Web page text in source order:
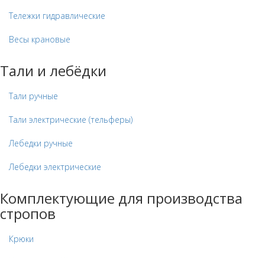
Тележки гидравлические
Весы крановые
Тали и лебёдки
Тали ручные
Тали электрические (тельферы)
Лебедки ручные
Лебедки электрические
Комплектующие для производства
стропов
Крюки